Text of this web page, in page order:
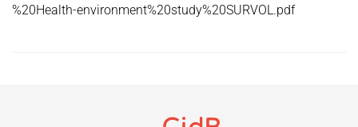
%20Health-environment%20study%20SURVOL.pdf